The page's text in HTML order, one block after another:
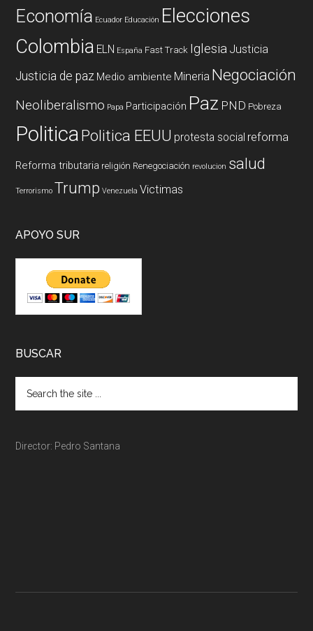
Economía Ecuador Educación Elecciones
Colombia ELN España Fast Track Iglesia Justicia
Justicia de paz Medio ambiente Mineria Negociación
Neoliberalismo Papa Participación Paz PND Pobreza
PoliticaPolitica EEUU protesta social reforma
Reforma tributaria religión Renegociación revolucion salud
Terrorismo Trump Venezuela Victimas
APOYO SUR
BUSCAR
Director: Pedro Santana